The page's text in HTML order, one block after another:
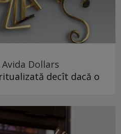
Dollars
decît dacă o